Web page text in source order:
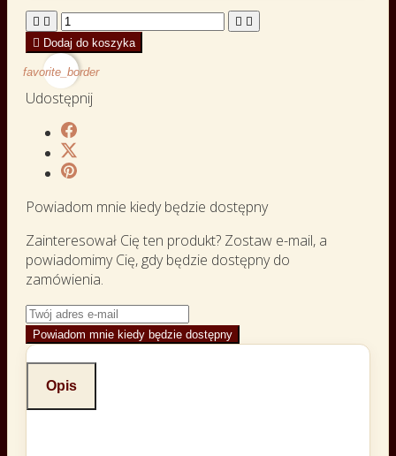
   
 Dodaj do koszyka
favorite_border
Udostępnij
Powiadom mnie kiedy będzie dostępny
Zainteresował Cię ten produkt? Zostaw e-mail, a
powiadomimy Cię, gdy będzie dostępny do
zamówienia.
Powiadom mnie kiedy będzie dostępny
Opis